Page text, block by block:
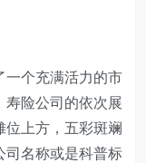
一个充满活力的市
寿险公司的依次展
位 上方，五彩斑斓
司名称或是科普标